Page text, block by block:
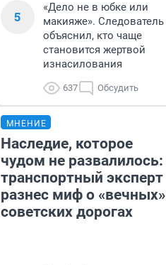
5
«Дело не в юбке или
макияже». Следователь
объяснил, кто чаще
становится жертвой
изнасилования
637 Обсудить
МНЕНИЕ
Наследие, которое
чудом не развалилось:
транспортный эксперт
разнес миф о «вечных»
советских дорогах